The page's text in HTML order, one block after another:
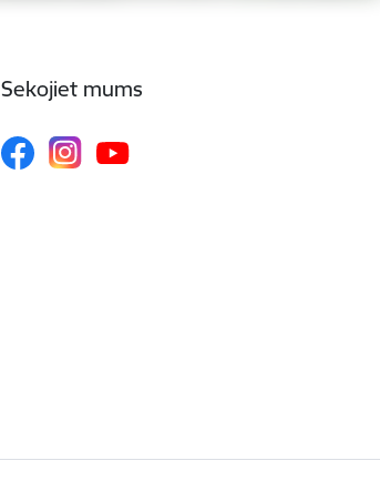
Sekojiet mums